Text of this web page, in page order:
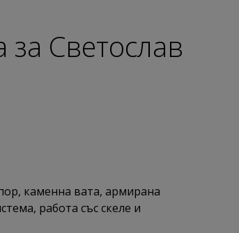
Светослав
каменна вата, армирана
работа със скеле и